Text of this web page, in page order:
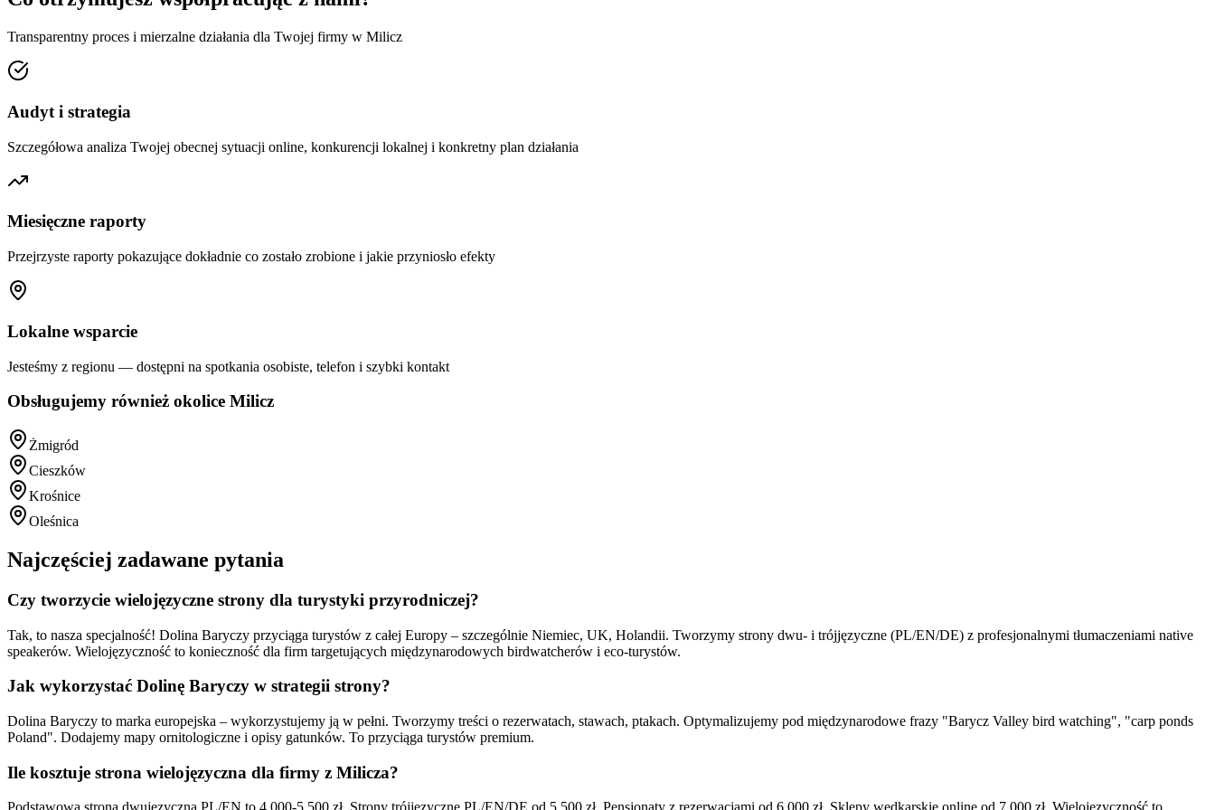
Transparentny proces i mierzalne działania dla Twojej firmy w Milicz
Audyt i strategia
Szczegółowa analiza Twojej obecnej sytuacji online, konkurencji lokalnej i konkretny plan działania
Miesięczne raporty
Przejrzyste raporty pokazujące dokładnie co zostało zrobione i jakie przyniosło efekty
Lokalne wsparcie
Jesteśmy z regionu — dostępni na spotkania osobiste, telefon i szybki kontakt
Obsługujemy również okolice Milicz
Żmigród
Cieszków
Krośnice
Oleśnica
Najczęściej zadawane pytania
Czy tworzycie wielojęzyczne strony dla turystyki przyrodniczej?
Tak, to nasza specjalność! Dolina Baryczy przyciąga turystów z całej Europy – szczególnie Niemiec, UK, Holandii. Tworzymy strony dwu- i trójjęzyczne (PL/EN/DE) z profesjonalnymi tłumaczeniami native
speakerów. Wielojęzyczność to konieczność dla firm targetujących międzynarodowych birdwatcherów i eco-turystów.
Jak wykorzystać Dolinę Baryczy w strategii strony?
Dolina Baryczy to marka europejska – wykorzystujemy ją w pełni. Tworzymy treści o rezerwatach, stawach, ptakach. Optymalizujemy pod międzynarodowe frazy "Barycz Valley bird watching", "carp ponds
Poland". Dodajemy mapy ornitologiczne i opisy gatunków. To przyciąga turystów premium.
Ile kosztuje strona wielojęzyczna dla firmy z Milicza?